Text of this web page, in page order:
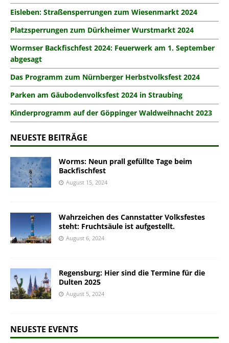
Eisleben: Straßensperrungen zum Wiesenmarkt 2024
Platzsperrungen zum Dürkheimer Wurstmarkt 2024
Wormser Backfischfest 2024: Feuerwerk am 1. September
abgesagt
Das Programm zum Nürnberger Herbstvolksfest 2024
Parken am Gäubodenvolksfest 2024 in Straubing
Kinderprogramm auf der Göppinger Waldweihnacht 2023
NEUESTE BEITRÄGE
Worms: Neun prall gefüllte Tage beim
Backfischfest
August 15, 2024
Wahrzeichen des Cannstatter Volksfestes
steht: Fruchtsäule ist aufgestellt.
August 6, 2024
Regensburg: Hier sind die Termine für die
Dulten 2025
August 5, 2024
NEUESTE EVENTS